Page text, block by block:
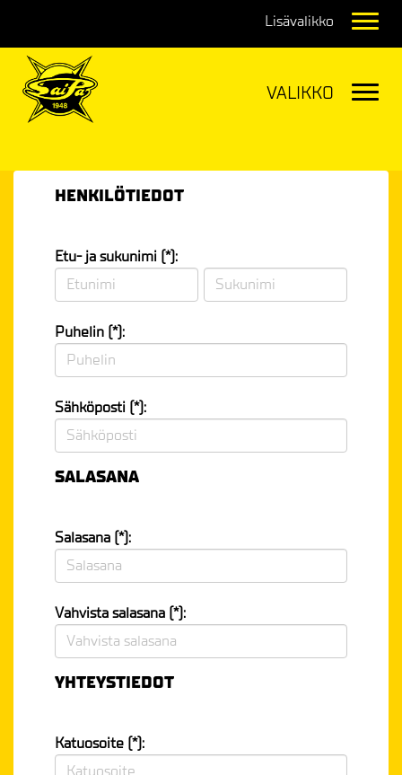
HENKILÖTIEDOT
Etu- ja sukunimi (*):
Puhelin (*):
Sähköposti (*):
SALASANA
Salasana (*):
Vahvista salasana (*):
YHTEYSTIEDOT
Katuosoite (*):